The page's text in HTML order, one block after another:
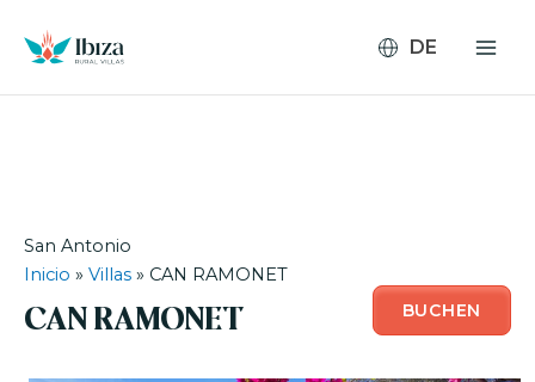
Inhalt
springen
San Antonio
Inicio » Villas » CAN RAMONET
CAN RAMONET BUCHEN